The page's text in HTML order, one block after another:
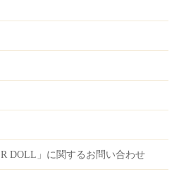
DOLL」に関するお問い合わせ